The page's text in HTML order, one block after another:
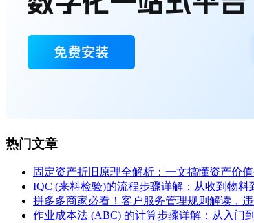
热门文章
固定资产折旧原理全解析：一文搞懂资产价
IQC (来料检验)的流程步骤详解：从收到物料
拼多多商家必看！客户服务管理规则解读，
作业成本法 (ABC) 的计算步骤详解：从入门